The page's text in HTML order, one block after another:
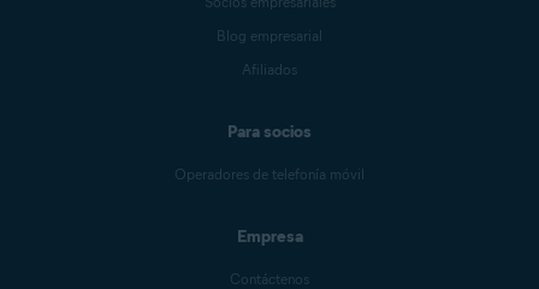
Blog empresarial
Afiliados
Para socios
Operadores de telefonía móvil
Empresa
Contáctenos